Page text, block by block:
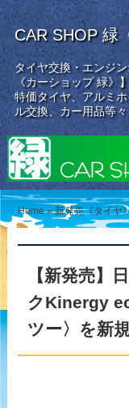
CAR SHOP 緑
タイヤ交換・エンジ
《カーショップ 緑》
特価タイヤ、アルミ
ル交換、カー用品等
Home »新発売《タイヤ
【新発売】
クKinergy
ツー〉を新